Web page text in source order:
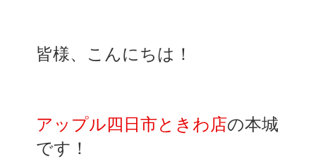
皆様、こんにちは！
アップル四日市ときわ店の本城
です！